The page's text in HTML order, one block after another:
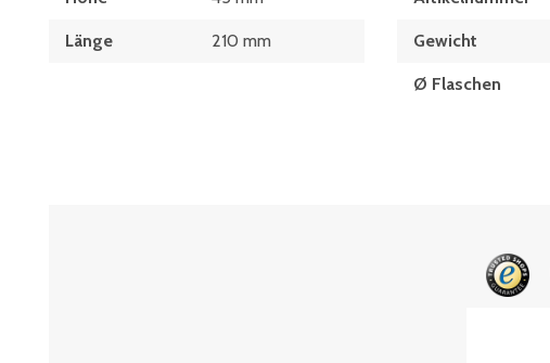
Länge 210 mm Gewicht
Ø Flaschen